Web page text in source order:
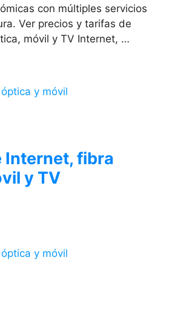
con múltiples servicios
Ver precios y tarifas de
móvil y TV Internet, …
y móvil
Internet, fibra
y TV
y móvil